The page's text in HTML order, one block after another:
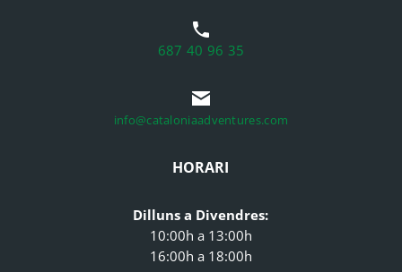
687 40 96 35
info@cataloniaadventures.com
HORARI
Dilluns a Divendres:
10:00h a 13:00h
16:00h a 18:00h